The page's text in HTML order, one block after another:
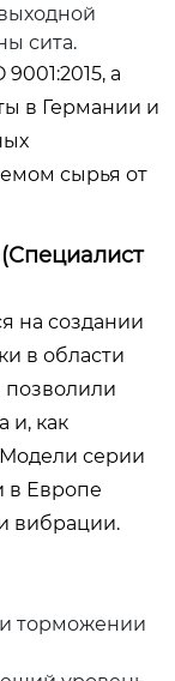
сита.
а
в Германии и
сырья от
на создании
в области
и, как
Модели серии
в Европе
вибрации.
торможении